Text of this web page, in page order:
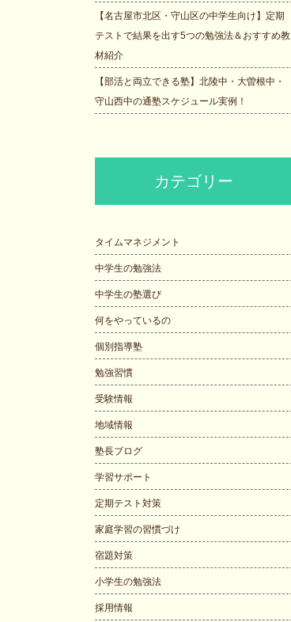
【名古屋市北区・守山区の中学生向け】定期
テストで結果を出す5つの勉強法＆おすすめ教
材紹介
【部活と両立できる塾】北陵中・大曽根中・
守山西中の通塾スケジュール実例！
カテゴリー
タイムマネジメント
中学生の勉強法
中学生の塾選び
何をやっているの
個別指導塾
勉強習慣
受験情報
地域情報
塾長ブログ
学習サポート
定期テスト対策
家庭学習の習慣づけ
宿題対策
小学生の勉強法
採用情報